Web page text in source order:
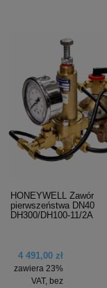
HONEYWELL Zawór
pierwszeństwa DN40
DH300/DH100-11/2A
4 491,00 zł
zawiera 23%
VAT, bez